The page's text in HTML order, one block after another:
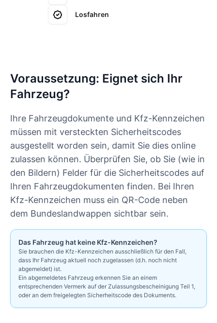
Losfahren
Voraussetzung: Eignet sich Ihr
Fahrzeug?
Ihre Fahrzeugdokumente und Kfz-Kennzeichen
müssen mit versteckten Sicherheitscodes
ausgestellt worden sein, damit Sie dies online
zulassen können. Überprüfen Sie, ob Sie (wie in
den Bildern) Felder für die Sicherheitscodes auf
Ihren Fahrzeugdokumenten finden. Bei Ihren
Kfz-Kennzeichen muss ein QR-Code neben
dem Bundeslandwappen sichtbar sein.
Das Fahrzeug hat keine Kfz-Kennzeichen?
Sie brauchen die Kfz-Kennzeichen ausschließlich für den Fall,
dass Ihr Fahrzeug aktuell noch zugelassen (d.h. noch nicht
abgemeldet) ist.
Ein abgemeldetes Fahrzeug erkennen Sie an einem
entsprechenden Vermerk auf der Zulassungsbescheinigung Teil 1,
oder an dem freigelegten Sicherheitscode des Dokuments.